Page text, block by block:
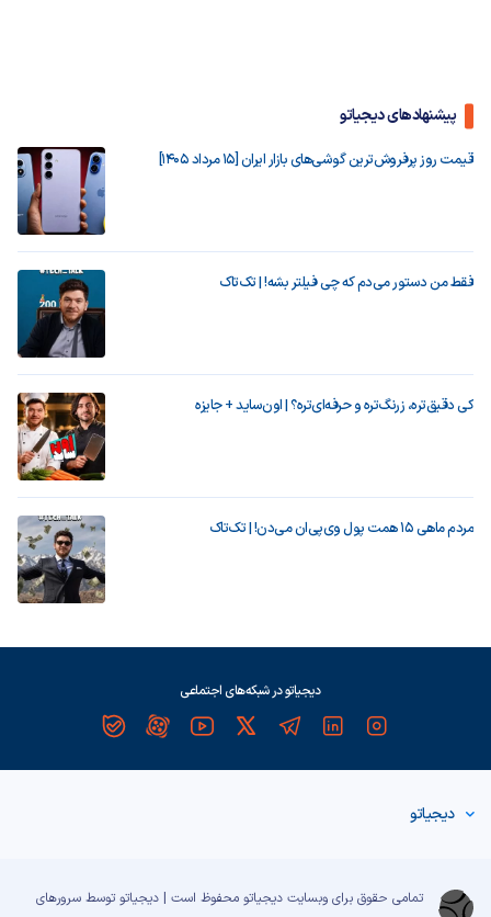
پیشنهادهای دیجیاتو
قیمت روز پرفروش‌ترین گوشی‌های بازار ایران [15 مرداد 1405]
فقط من دستور می‌دم که چی فیلتر بشه! | تک‌تاک
کی دقیق‌تره، زرنگ‌تره و حرفه‌ای‌تره؟ | اون‌ساید + جایزه
مردم ماهی ۱۵ همت پول وی‌پی‌ان می‌دن! | تک‌تاک
دیجیاتو در شبکه‌های اجتماعی
دیجیاتو
تمامی حقوق برای وبسایت دیجیاتو محفوظ است | دیجیاتو توسط سرورهای